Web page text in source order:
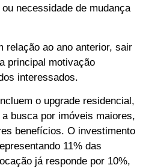
necessidade de mudança
relação ao ano anterior, sair
principal motivação
interessados.
o upgrade residencial,
busca por imóveis maiores,
benefícios. O investimento
11% das
já responde por 10%,